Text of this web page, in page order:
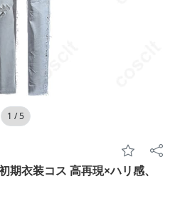
1 /5
期衣装コス 高再現×ハリ感、